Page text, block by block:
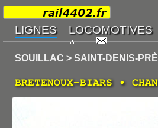
SOUILLAC > SAINT-DENIS-
BRETENOUX-BIARS •